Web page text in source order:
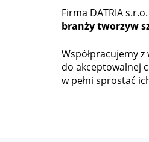
Firma DATRIA
branży tworzyw
Współpracujemy
do akceptowalnej
w pełni sprostać